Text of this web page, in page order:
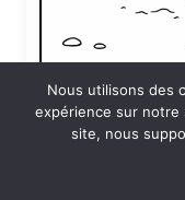
Coloriage T
24 DÉCEMBRE
Nous utilisons des
expérience sur notre
site, nous